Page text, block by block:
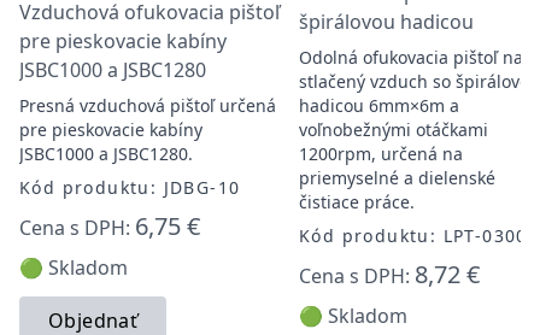
Vzduchová ofukovacia pištoľ
pre pieskovacie kabíny
JSBC1000 a JSBC1280
Presná vzduchová pištoľ určená
pre pieskovacie kabíny
JSBC1000 a JSBC1280.
Kód produktu: JDBG-10
Cena s DPH: 6,75 €
🟢 Skladom
Objednať
špirálovou hadicou
Odolná ofukovacia pištoľ na
stlačený vzduch so špirálovou
hadicou 6mm×6m a
voľnobežnými otáčkami
1200rpm, určená na
priemyselné a dielenské
čistiace práce.
Kód produktu: LPT-03001
Cena s DPH: 8,72 €
🟢 Skladom